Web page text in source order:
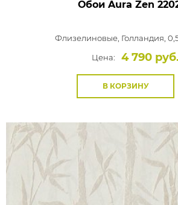
Обои Aura Zen
Флизелиновые, Голландия,
Цена:
4 790 руб.
В КОРЗИНУ